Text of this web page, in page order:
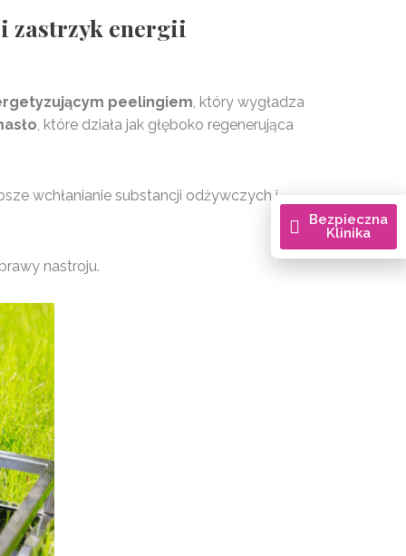
zastrzyk energii
peelingiem, który wygładza
, które działa jak głęboko regenerująca
wchłanianie substancji odżywczych i
nastroju.
Bezpieczna
Klinika